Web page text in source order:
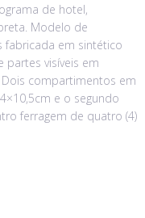
de hotel,
Modelo de
em sintético
partes visíveis em
compartimentos em
e o segundo
ferragem de quatro (4)